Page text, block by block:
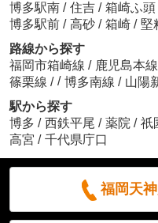
博多駅南 / 住吉 / 箱崎ふ頭
博多駅前 / 高砂 / 箱崎 / 堅
路線から探す
福岡市箱崎線 / 鹿児島本線
篠栗線 / / 博多南線 / 山陽
駅から探す
博多 / 西鉄平尾 / 薬院 / 祇
高宮 / 千代県庁口
福岡天